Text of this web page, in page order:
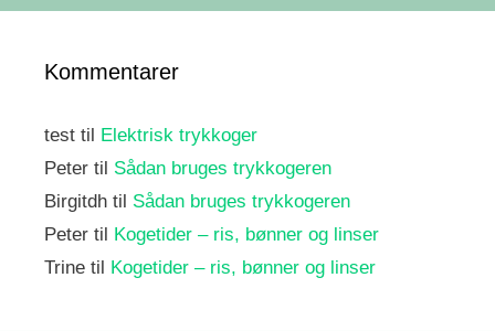
Kommentarer
test til Elektrisk trykkoger
Peter til Sådan bruges trykkogeren
Birgitdh til Sådan bruges trykkogeren
Peter til Kogetider – ris, bønner og linser
Trine til Kogetider – ris, bønner og linser